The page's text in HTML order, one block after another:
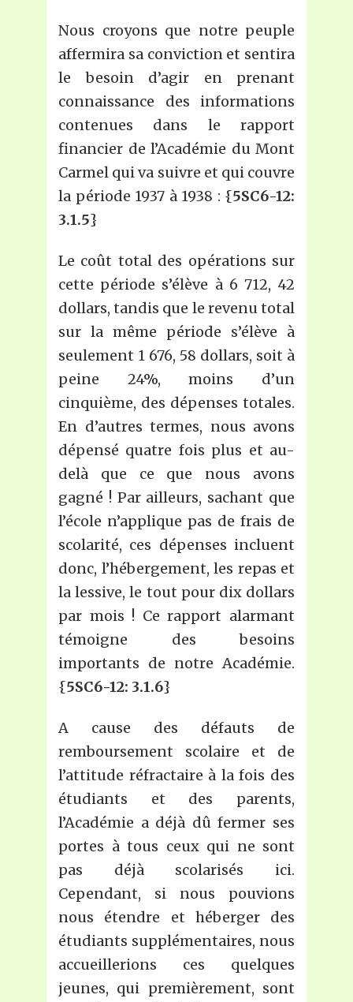
Nous croyons que notre peuple
affermira sa conviction et sentira
le besoin d’agir en prenant
connaissance des informations
contenues dans le rapport
financier de l’Académie du Mont
Carmel qui va suivre et qui couvre
la période 1937 à 1938 : {5SC6-12:
3.1.5}
Le coût total des opérations sur
cette période s’élève à 6 712, 42
dollars, tandis que le revenu total
sur la même période s’élève à
seulement 1 676, 58 dollars, soit à
peine 24%, moins d’un
cinquième, des dépenses totales.
En d’autres termes, nous avons
dépensé quatre fois plus et au-
delà que ce que nous avons
gagné ! Par ailleurs, sachant que
l’école n’applique pas de frais de
scolarité, ces dépenses incluent
donc, l’hébergement, les repas et
la lessive, le tout pour dix dollars
par mois ! Ce rapport alarmant
témoigne des besoins
importants de notre Académie.
{5SC6-12: 3.1.6}
A cause des défauts de
remboursement scolaire et de
l’attitude réfractaire à la fois des
étudiants et des parents,
l’Académie a déjà dû fermer ses
portes à tous ceux qui ne sont
pas déjà scolarisés ici.
Cependant, si nous pouvions
nous étendre et héberger des
étudiants supplémentaires, nous
accueillerions ces quelques
jeunes, qui premièrement, sont